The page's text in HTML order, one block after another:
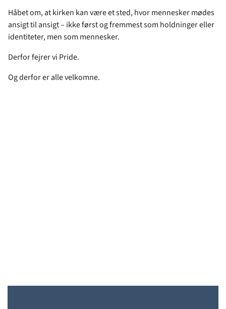
Håbet om, at kirken kan være et sted, hvor mennesker mødes
ansigt til ansigt – ikke først og fremmest som holdninger eller
identiteter, men som mennesker.
Derfor fejrer vi Pride.
Og derfor er alle velkomne.